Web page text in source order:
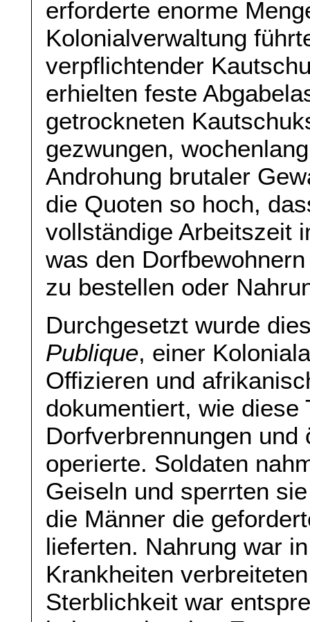
erforderte enorme
Kolonialverwaltung
verpflichtender
erhielten feste
getrockneten
gezwungen,
Androhung brutaler
die Quoten so hoch,
vollständige Arbeitszeit
was den
zu bestellen oder
Durchgesetzt wurde
Publique, einer
Offizieren und
dokumentiert, wie diese
Dorfverbrennungen
operierte. Soldaten
Geiseln und sperrten
die Männer die
lieferten. Nahrung war
Krankheiten
Sterblichkeit war